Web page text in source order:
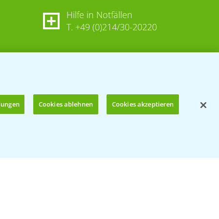
Hilfe in Notfällen
T. +49 (0)214/30-20220
Cookies ablehnen Cookies akzeptieren